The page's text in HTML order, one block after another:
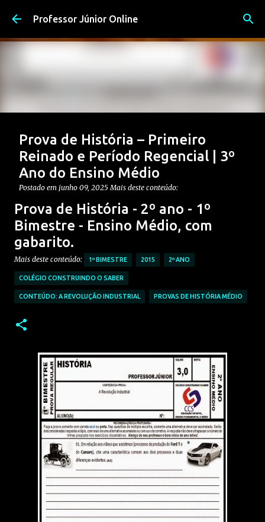
Pular para o conteúdo principal
Professor Júnior Online
Postagem em destaque
Prova de História – Primeiro
Reinado e Período Regencial | 3º
Ano do Ensino Médio
Postado em junho 09, 2025Mais deste conteúdo:
CONTEÚDO: PERÍODO REGENCIAL
CONTEÚDO: PRIMEIRO REINADO ENSINO MÉDIO
PROVAS DE HISTÓRIA MÉDIO
0
Prova de História - 2º ano - 1º
Bimestre - Ensino Médio, com
gabarito.
Mais deste conteúdo: 1º BIMESTRE 2015 2º ANO
COLÉGIO CONSTRUINDO O SABER
CONTEÚDO: A REVOLUÇÃO INDUSTRIAL PROVAS DE HISTÓRIA MÉDIO